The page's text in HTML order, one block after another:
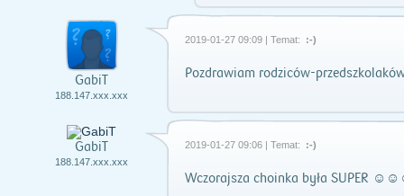
GabiT
188.147.xxx.xxx
2019-01-27 09:09 | Temat: :-)
Pozdrawiam rodziców-
GabiT
188.147.xxx.xxx
2019-01-27 09:06 | Temat: :-)
Wczorajsza choinka była SUPER